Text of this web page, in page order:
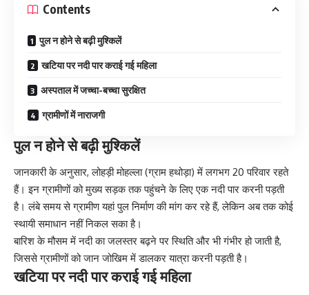
Contents
पुल न होने से बढ़ी मुश्किलें
खटिया पर नदी पार कराई गई महिला
अस्पताल में जच्चा-बच्चा सुरक्षित
ग्रामीणों में नाराजगी
पुल न होने से बढ़ी मुश्किलें
जानकारी के अनुसार, लोहड़ी मोहल्ला (ग्राम हथोड़ा) में लगभग 20 परिवार रहते
हैं। इन ग्रामीणों को मुख्य सड़क तक पहुंचने के लिए एक नदी पार करनी पड़ती
है। लंबे समय से ग्रामीण यहां पुल निर्माण की मांग कर रहे हैं, लेकिन अब तक कोई
स्थायी समाधान नहीं निकल सका है।
बारिश के मौसम में नदी का जलस्तर बढ़ने पर स्थिति और भी गंभीर हो जाती है,
जिससे ग्रामीणों को जान जोखिम में डालकर यात्रा करनी पड़ती है।
खटिया पर नदी पार कराई गई महिला